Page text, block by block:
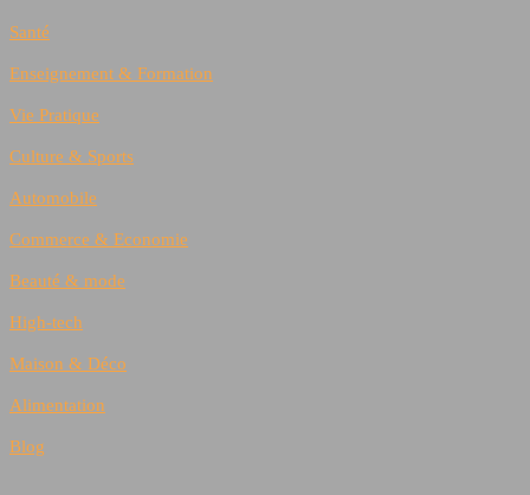
Santé
Enseignement & Formation
Vie Pratique
Culture & Sports
Automobile
Commerce & Economie
Beauté & mode
High-tech
Maison & Déco
Alimentation
Blog